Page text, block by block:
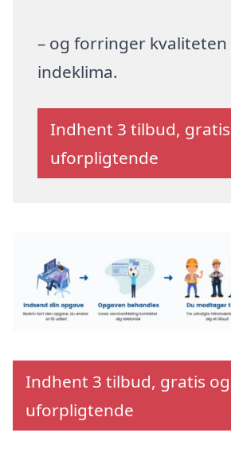
– og forringer kvaliteten
indeklima.
Indhent 3 tilbud,
uforpligtende
Indhent 3 tilbud, gratis og
uforpligtende